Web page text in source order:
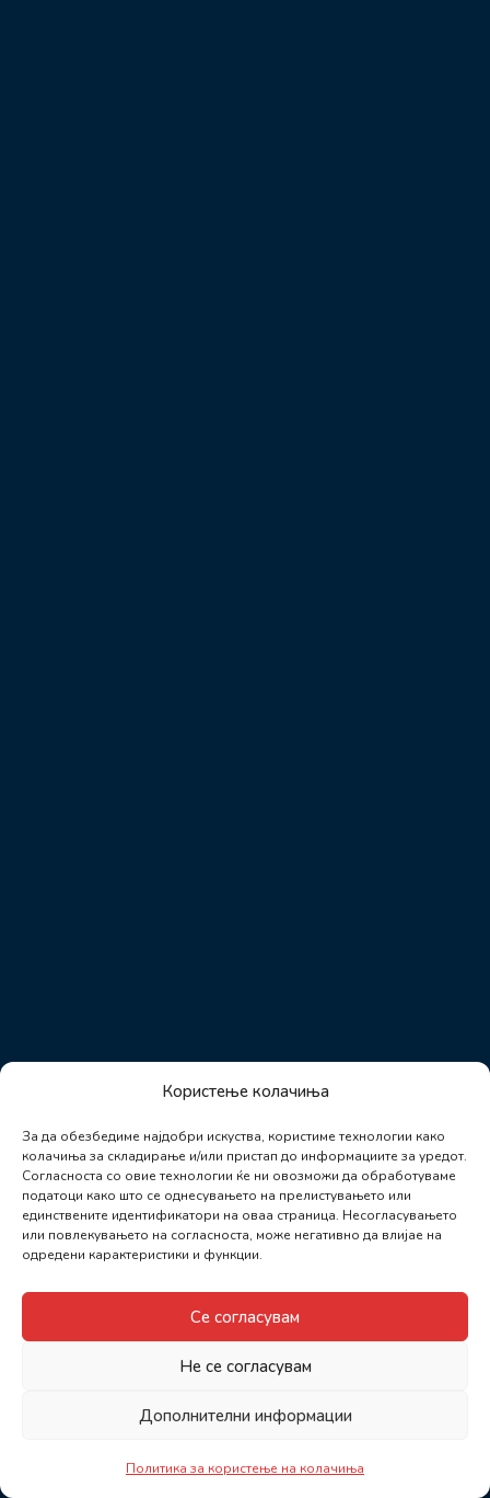
Користење колачиња
За да обезбедиме најдобри искуства, користиме технологии како
колачиња за складирање и/или пристап до информациите за уредот.
Согласноста со овие технологии ќе ни овозможи да обработуваме
податоци како што се однесувањето на прелистувањето или
единствените идентификатори на оваа страница. Несогласувањето
или повлекувањето на согласноста, може негативно да влијае на
одредени карактеристики и функции.
Се согласувам
Не се согласувам
Дополнителни информации
Политика за користење на колачиња